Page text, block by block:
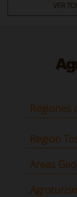
VER
Regiones
Region
Areas